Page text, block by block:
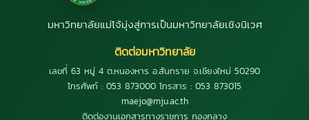
มหาวิทยาลัยแม่โจ้มุ่งสู่การเป็นมหาวิทยาลัยเชิงนิเวศ
ติดต่อมหาวิทยาลัย
เลขที่ 63 หมู่ 4 ต.หนองหาร อ.สันทราย จ.เชียงใหม่ 50290
โทรศัพท์ : 053 873000 โทรสาร : 053 873015
maejo@mju.ac.th
ติดต่องานเอกสารทางราชการ กองกลาง